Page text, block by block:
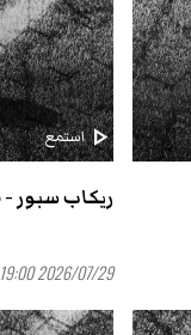
play_arrowاستمع
ريكاب سبور - 29/07/2026
2026/07/29 19:00